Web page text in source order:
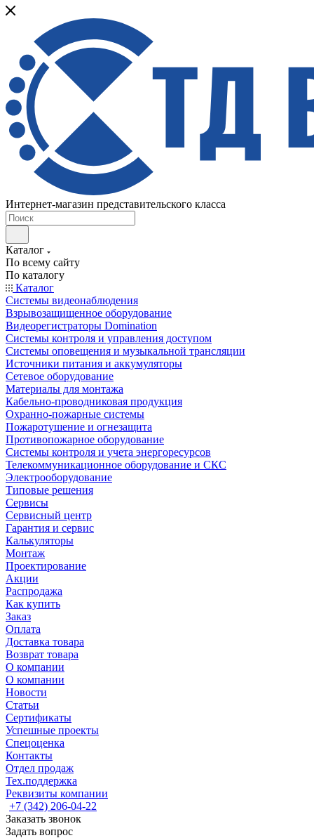
Интернет-магазин представительского класса
Каталог
По всему сайту
По каталогу
Каталог
Системы видеонаблюдения
Взрывозащищенное оборудование
Видеорегистраторы Domination
Системы контроля и управления доступом
Системы оповещения и музыкальной трансляции
Источники питания и аккумуляторы
Сетевое оборудование
Материалы для монтажа
Кабельно-проводниковая продукция
Охранно-пожарные системы
Пожаротушение и огнезащита
Противопожарное оборудование
Системы контроля и учета энергоресурсов
Телекоммуникационное оборудование и СКС
Электрооборудование
Типовые решения
Сервисы
Сервисный центр
Гарантия и сервис
Калькуляторы
Монтаж
Проектирование
Акции
Распродажа
Как купить
Заказ
Оплата
Доставка товара
Возврат товара
О компании
О компании
Новости
Статьи
Сертификаты
Успешные проекты
Спецоценка
Контакты
Отдел продаж
Тех.поддержка
Реквизиты компании
+7 (342) 206-04-22
Заказать звонок
Задать вопрос